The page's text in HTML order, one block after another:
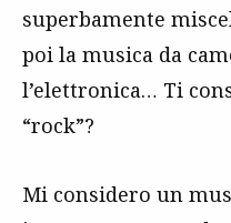
superbamente
poi la musica da
l’elettronica… Ti
“rock”?
Mi considero un